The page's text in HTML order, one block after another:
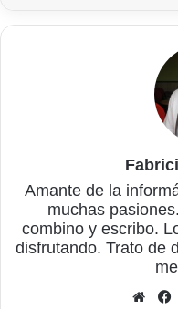
Amante de la
muchas
combino y escribo.
disfrutando. Trato de
Sitio